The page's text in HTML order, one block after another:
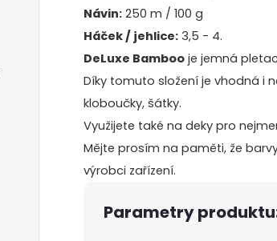
Návin: 250 m / 100 g
Háček / jehlice: 3,5 - 4.
DeLuxe Bamboo je jemná
Díky tomuto složení je vhodná i
kloboučky, šátky.
Využijete také na deky pro
Mějte prosím na paměti, že
výrobci zařízení.
Parametry